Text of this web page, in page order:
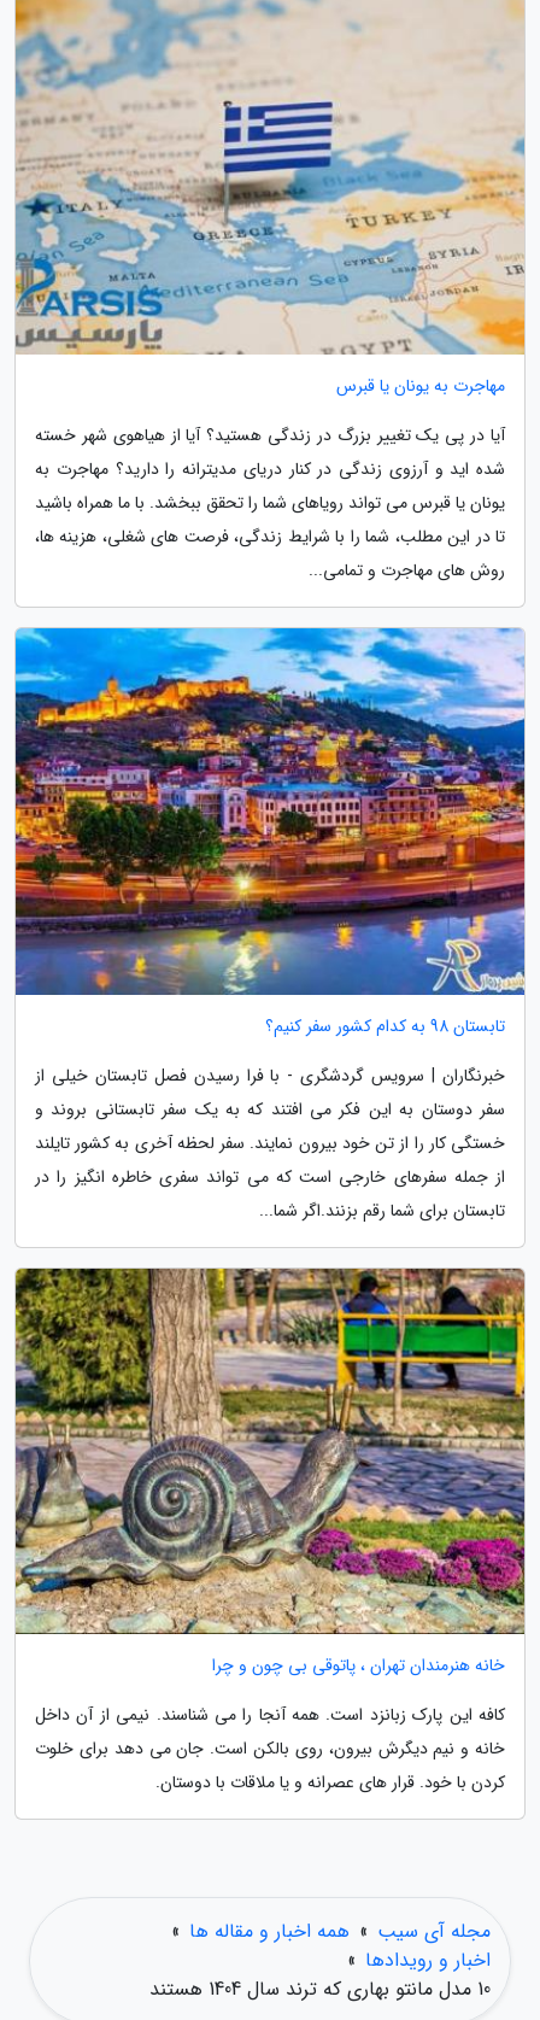
مهاجرت به یونان یا قبرس
آیا در پی یک تغییر بزرگ در زندگی هستید؟ آیا از هیاهوی شهر خسته
شده اید و آرزوی زندگی در کنار دریای مدیترانه را دارید؟ مهاجرت به
یونان یا قبرس می تواند رویاهای شما را تحقق ببخشد. با ما همراه باشید
تا در این مطلب، شما را با شرایط زندگی، فرصت های شغلی، هزینه ها،
روش های مهاجرت و تمامی...
تابستان 98 به کدام کشور سفر کنیم؟
خبرنگاران | سرویس گردشگری - با فرا رسیدن فصل تابستان خیلی از
سفر دوستان به این فکر می افتند که به یک سفر تابستانی بروند و
خستگی کار را از تن خود بیرون نمایند. سفر لحظه آخری به کشور تایلند
از جمله سفرهای خارجی است که می تواند سفری خاطره انگیز را در
تابستان برای شما رقم بزنند.اگر شما...
خانه هنرمندان تهران ، پاتوقی بی چون و چرا
کافه این پارک زبانزد است. همه آنجا را می شناسند. نیمی از آن داخل
خانه و نیم دیگرش بیرون، روی بالکن است. جان می دهد برای خلوت
کردن با خود. قرار های عصرانه و یا ملاقات با دوستان.
مجله آی سیب » همه اخبار و مقاله ها »
اخبار و رویدادها »
10 مدل مانتو بهاری که ترند سال 1404 هستند